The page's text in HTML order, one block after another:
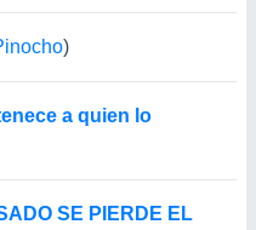
)
a quien lo
SE PIERDE EL